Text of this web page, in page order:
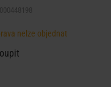
nelze objednat